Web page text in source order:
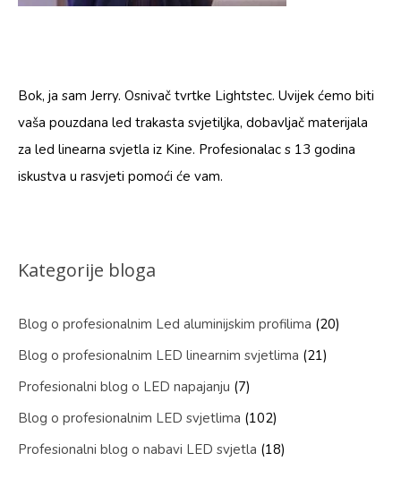
Bok, ja sam Jerry. Osnivač tvrtke Lightstec. Uvijek ćemo biti
vaša pouzdana led trakasta svjetiljka, dobavljač materijala
za led linearna svjetla iz Kine. Profesionalac s 13 godina
iskustva u rasvjeti pomoći će vam.
Kategorije bloga
Blog o profesionalnim Led aluminijskim profilima (20)
Blog o profesionalnim LED linearnim svjetlima (21)
Profesionalni blog o LED napajanju (7)
Blog o profesionalnim LED svjetlima (102)
Profesionalni blog o nabavi LED svjetla (18)